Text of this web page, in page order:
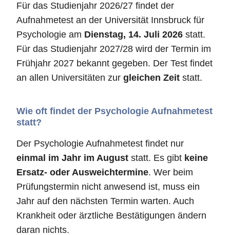
Für das Studienjahr 2026/27 findet der
Aufnahmetest an der Universität Innsbruck für
Psychologie am Dienstag, 14. Juli 2026 statt.
Für das Studienjahr 2027/28 wird der Termin im
Frühjahr 2027 bekannt gegeben. Der Test findet
an allen Universitäten zur gleichen Zeit statt.
Wie oft findet der Psychologie Aufnahmetest
statt?
Der Psychologie Aufnahmetest findet nur
einmal im Jahr im August statt. Es gibt keine
Ersatz- oder Ausweichtermine. Wer beim
Prüfungstermin nicht anwesend ist, muss ein
Jahr auf den nächsten Termin warten. Auch
Krankheit oder ärztliche Bestätigungen ändern
daran nichts.